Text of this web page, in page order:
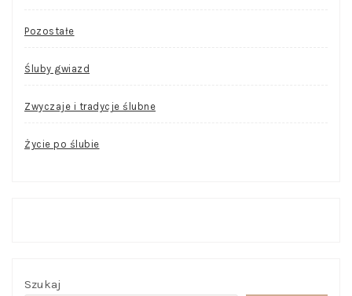
Pozostałe
Śluby gwiazd
Zwyczaje i tradycje ślubne
Życie po ślubie
Szukaj